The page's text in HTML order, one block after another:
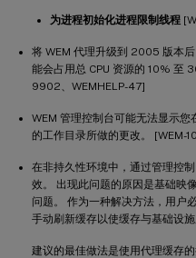
为进程初始化进程限制线程
将 WEM 代理升级到 2005 版本后
能会占用总 CPU 资源的 10% 至
9902、WEMHELP-47]
WEM 管理控制台可能无法显示
的工作目录所做的更改。 [WEM-
在非持久性环境中，通过管理控
效。 出现此问题的原因是基础映
问题。 作为一种解决方法，用户
手动刷新缓存以使缓存与基础设施
建议的最佳做法是使用代理缓存